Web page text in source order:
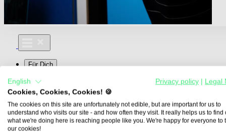
Für Dich
Für Lehre & Ausbildung
Media For You
Über Uns
English Privacy policy
Legal
Cookies, Cookies, Cookies! 🍪
The cookies on this site are unfortunately not edible, but are important for us to
understand who visits our site - and how often they visit. It really helps us to find
what we're doing here is reaching people like you. We're happy for everyone to
our cookies!